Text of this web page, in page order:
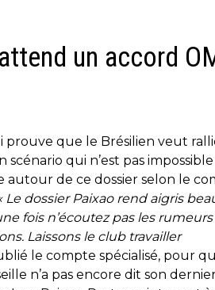
un accord
prouve que le Brésilien veut
scénario qui n’est pas impossible
autour de ce dossier selon le
Le dossier Paixao rend aigris
fois n’écoutez pas les
Laissons le club travailler
le compte spécialisé, pour
n’a pas encore dit son